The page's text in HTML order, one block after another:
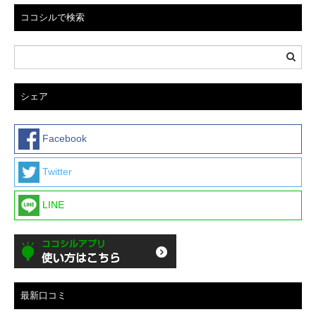
ココシルで検索
シェア
Facebook
Twitter
LINE
最新口コミ